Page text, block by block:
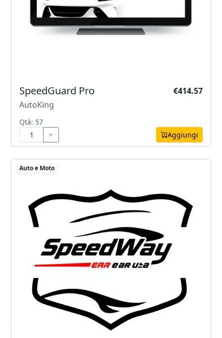
SpeedGuard Pro
AutoKing
€414.57
Qtà: 57
Aggiungi
Auto e Moto